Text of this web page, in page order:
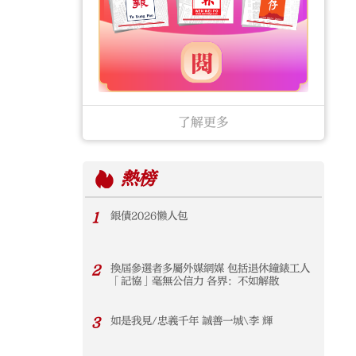
了解更多
熱榜
1 銀債2026懶人包
2
換屆參選者多屬外媒網媒 包括退休鐘錶工人
「記協」毫無公信力 各界：不如解散
3 如是我見/忠義千年 誠善一城\李 輝